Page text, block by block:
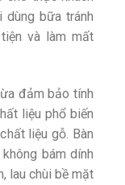
bữa tránh
và làm mất
đảm bảo tính
liệu phổ biến
liệu gỗ. Bàn
bám dính
lau chùi bề mặt